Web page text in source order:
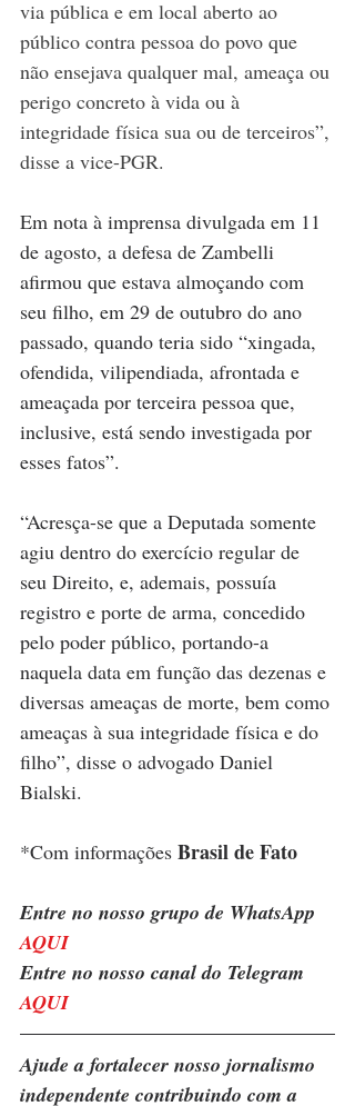
via pública e em local aberto ao
público contra pessoa do povo que
não ensejava qualquer mal, ameaça ou
perigo concreto à vida ou à
integridade física sua ou de terceiros”,
disse a vice-PGR.
Em nota à imprensa divulgada em 11
de agosto, a defesa de Zambelli
afirmou que estava almoçando com
seu filho, em 29 de outubro do ano
passado, quando teria sido “xingada,
ofendida, vilipendiada, afrontada e
ameaçada por terceira pessoa que,
inclusive, está sendo investigada por
esses fatos”.
“Acresça-se que a Deputada somente
agiu dentro do exercício regular de
seu Direito, e, ademais, possuía
registro e porte de arma, concedido
pelo poder público, portando-a
naquela data em função das dezenas e
diversas ameaças de morte, bem como
ameaças à sua integridade física e do
filho”, disse o advogado Daniel
Bialski.
*Com informações Brasil de Fato
Entre no nosso grupo de WhatsApp
AQUI
Entre no nosso canal do Telegram
AQUI
Ajude a fortalecer nosso jornalismo
independente contribuindo com a